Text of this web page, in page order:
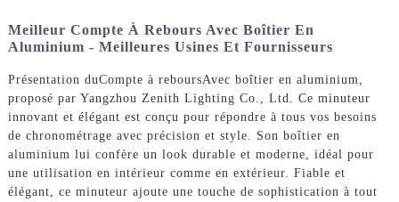
Meilleur Compte À Rebours Avec Boîtier En
Aluminium - Meilleures Usines Et Fournisseurs
Présentation duCompte à reboursAvec boîtier en aluminium,
proposé par Yangzhou Zenith Lighting Co., Ltd. Ce minuteur
innovant et élégant est conçu pour répondre à tous vos besoins
de chronométrage avec précision et style. Son boîtier en
aluminium lui confère un look durable et moderne, idéal pour
une utilisation en intérieur comme en extérieur. Fiable et
élégant, ce minuteur ajoute une touche de sophistication à tout